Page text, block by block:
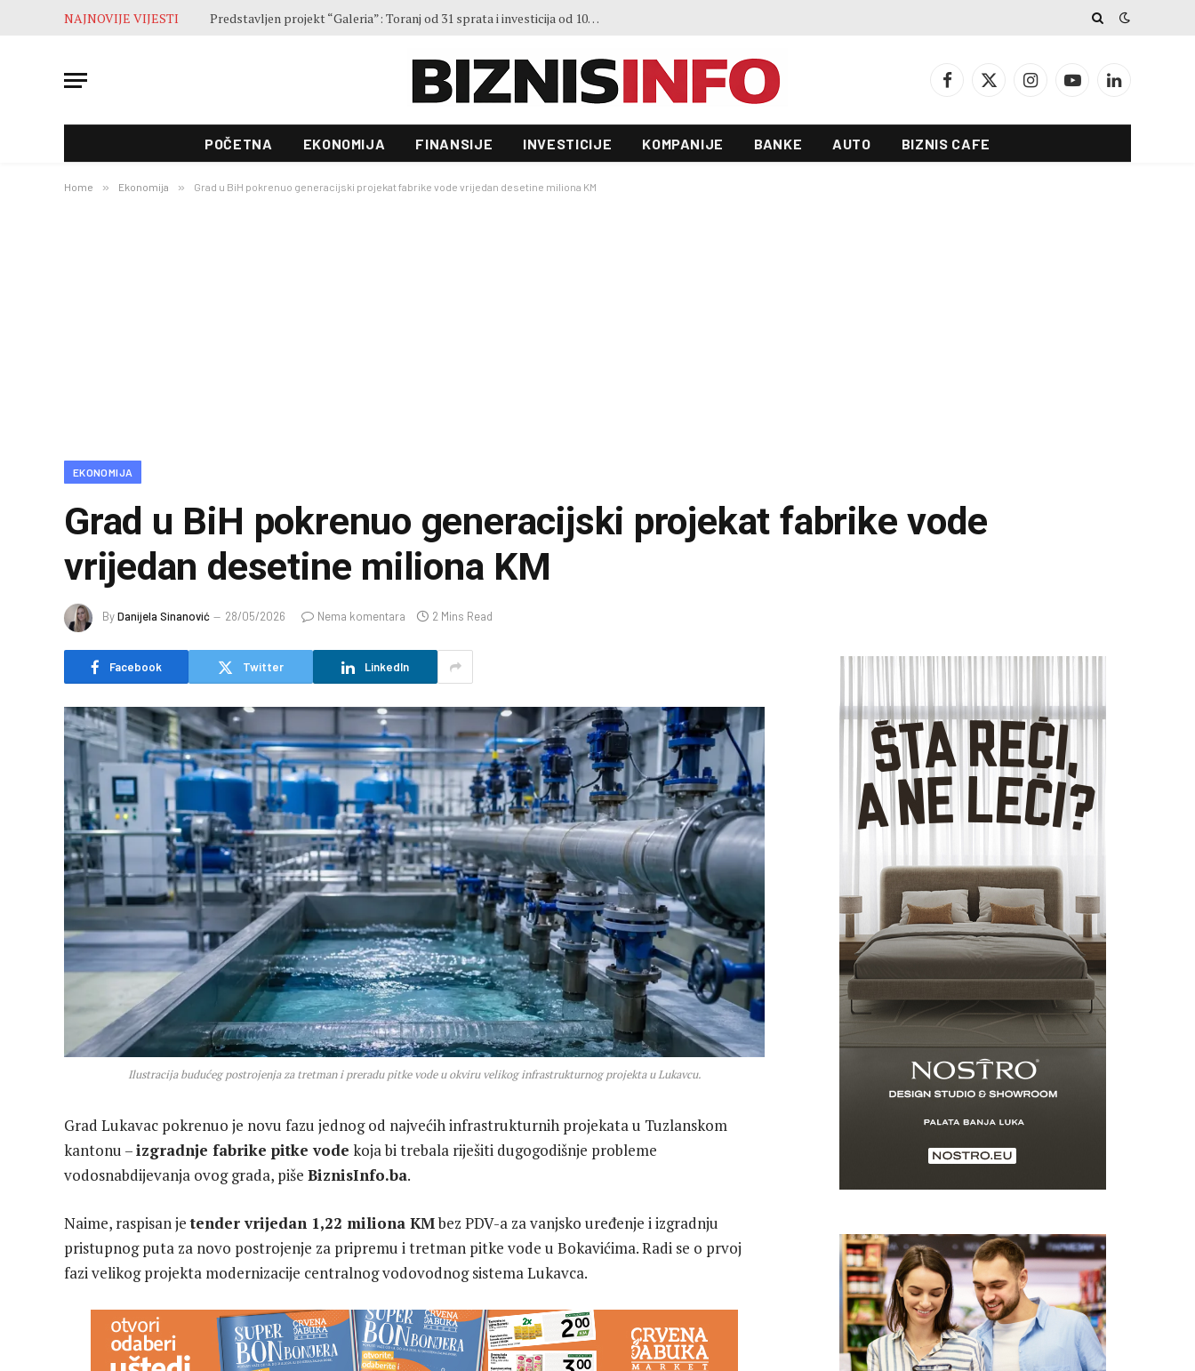
NAJNOVIJE VIJESTI Predstavljen projekt “Galeria”: Toranj od 31 sprata i investicija od 100 miliona KM, gradnja već počela
Facebook
X
InstagramYouTubeLinkedIn
POČETNA EKONOMIJA FINANSIJE INVESTICIJE KOMPANIJE BANKE AUTO BIZNIS CAFE
Home » Ekonomija » Grad u BiH pokrenuo generacijski projekat fabrike vode vrijedan desetine miliona KM
EKONOMIJA
Grad u BiH pokrenuo generacijski projekat fabrike vode
vrijedan desetine miliona KM
ByDanijela Sinanović 28/05/2026 Nema komentara 2 Mins Read
Facebook Twitter LinkedIn
Ilustracija budućeg postrojenja za tretman i preradu pitke vode u okviru velikog infrastrukturnog projekta u Lukavcu.
Grad Lukavac pokrenuo je novu fazu jednog od najvećih infrastrukturnih projekata u Tuzlanskom
kantonu –izgradnje fabrike pitke vode koja bi trebala riješiti dugogodišnje probleme
vodosnabdijevanja ovog grada, piše BiznisInfo.ba.
Naime, raspisan jetender vrijedan 1,22 miliona KMbez PDV-a za vanjsko uređenje i izgradnju
pristupnog puta za novo postrojenje za pripremu i tretman pitke vode u Bokavićima. Radi se o prvoj
fazi velikog projekta modernizacije centralnog vodovodnog sistema Lukavca.